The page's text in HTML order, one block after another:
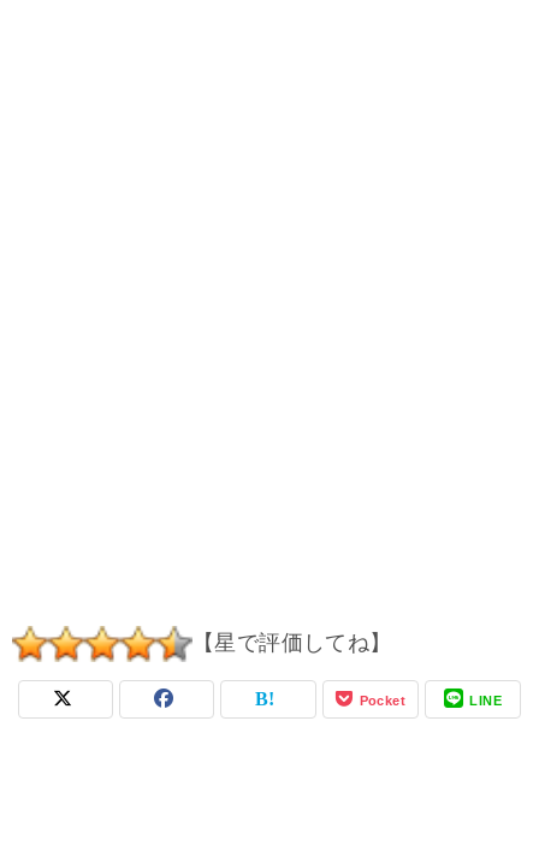
【星で評価してね】
Pocket LINE